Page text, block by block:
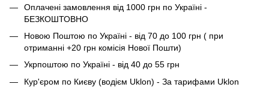
Оплачені замовлення від 1000 грн по Україні -
БЕЗКОШТОВНО
Новою Поштою по Україні - від 70 до 100 грн ( при
отриманні +20 грн комісія Нової Пошти)
Укрпоштою по Україні - від 40 до 55 грн
Кур'єром по Києву (водієм Uklon) - За тарифами Uklon